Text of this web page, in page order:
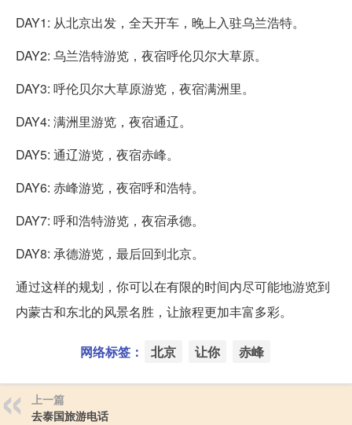
DAY1: 从北京出发，全天开车，晚上入驻乌兰浩特。
DAY2: 乌兰浩特游览，夜宿呼伦贝尔大草原。
DAY3: 呼伦贝尔大草原游览，夜宿满洲里。
DAY4: 满洲里游览，夜宿通辽。
DAY5: 通辽游览，夜宿赤峰。
DAY6: 赤峰游览，夜宿呼和浩特。
DAY7: 呼和浩特游览，夜宿承德。
DAY8: 承德游览，最后回到北京。
通过这样的规划，你可以在有限的时间内尽可能地游览到
内蒙古和东北的风景名胜，让旅程更加丰富多彩。
网络标签： 北京 让你 赤峰
上一篇
去泰国旅游电话